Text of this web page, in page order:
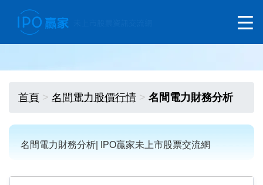
首頁 名間電力股價行情 名間電力財務分析
名間電力財務分析| IPO贏家未上市股票交流網